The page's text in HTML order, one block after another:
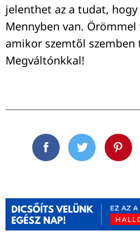
jelenthet az a tudat,
Mennyben van.
amikor szemtől
Megváltónkkal!
FacebookTwitter